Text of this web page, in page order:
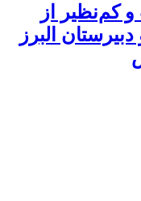
کم‌نظیر از
البرز